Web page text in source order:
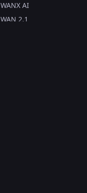
WANX AI
WAN 2.1